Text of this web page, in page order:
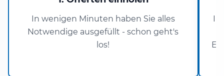
In wenigen Minuten haben Sie alles
Notwendige ausgefüllt - schon geht's
los!